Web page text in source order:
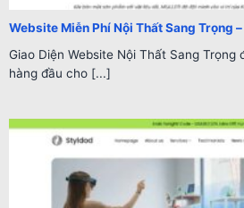
Website Miễn Phí Nội Thất Sang Trọng
Giao Diện Website Nội Thất Sang Trọng
hàng đầu cho [...]